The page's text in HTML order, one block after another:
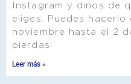
Instagram y dinos de
eliges. Puedes hacerlo
noviembre hasta el 2
pierdas!
Leer más »